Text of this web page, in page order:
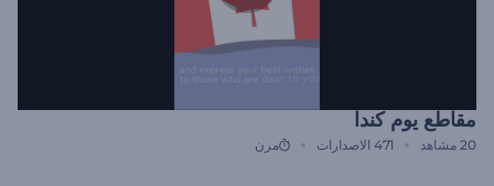
مقاطع يوم كندا
20 مشاهد 471 الاصدارات مرن